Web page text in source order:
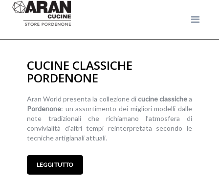
CUCINE CLASSICHE
PORDENONE
Aran World presenta la collezione dicucineclassichea
Pordenone: un assortimento dei migliori modelli dalle
note tradizionali che richiamano l’atmosfera di
convivialità d’altri tempi reinterpretata secondo le
tecniche artigianali attuali.
LEGGI TUTTO